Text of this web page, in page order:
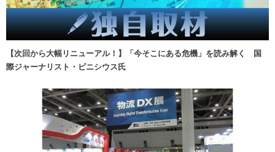
【次回から大幅リニューアル！】「今そこにある危機」を読み解く 国
際ジャーナリスト・ビニシウス氏